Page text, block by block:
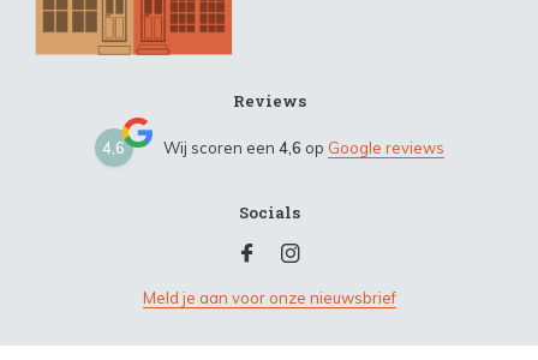
Reviews
4,6 Wij scoren een 4,6 op Google reviews
Socials
Meld je aan voor onze nieuwsbrief